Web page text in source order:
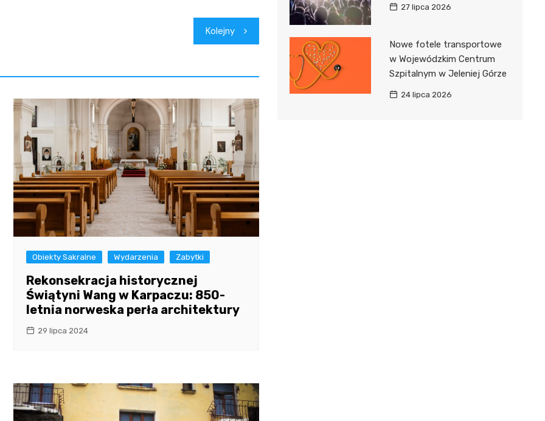
Kolejny
Obiekty Sakralne Wydarzenia Zabytki
Rekonsekracja historycznej
Świątyni Wang w Karpaczu: 850-
letnia norweska perła architektury
29 lipca 2024
27 lipca 2026
Nowe fotele transportowe
w Wojewódzkim Centrum
Szpitalnym w Jeleniej Górze
24 lipca 2026